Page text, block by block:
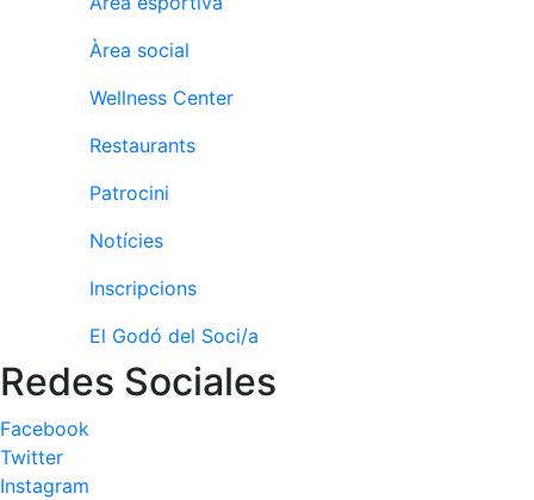
Àrea social
Wellness Center
Restaurants
Patrocini
Notícies
Inscripcions
El Godó del Soci/a
Redes Sociales
Facebook
Twitter
Instagram